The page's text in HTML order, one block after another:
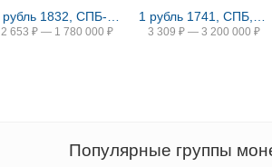
2 653 ₽ — 1 780 000 ₽ 3 309 ₽ — 3 200 000 ₽
Популярные группы